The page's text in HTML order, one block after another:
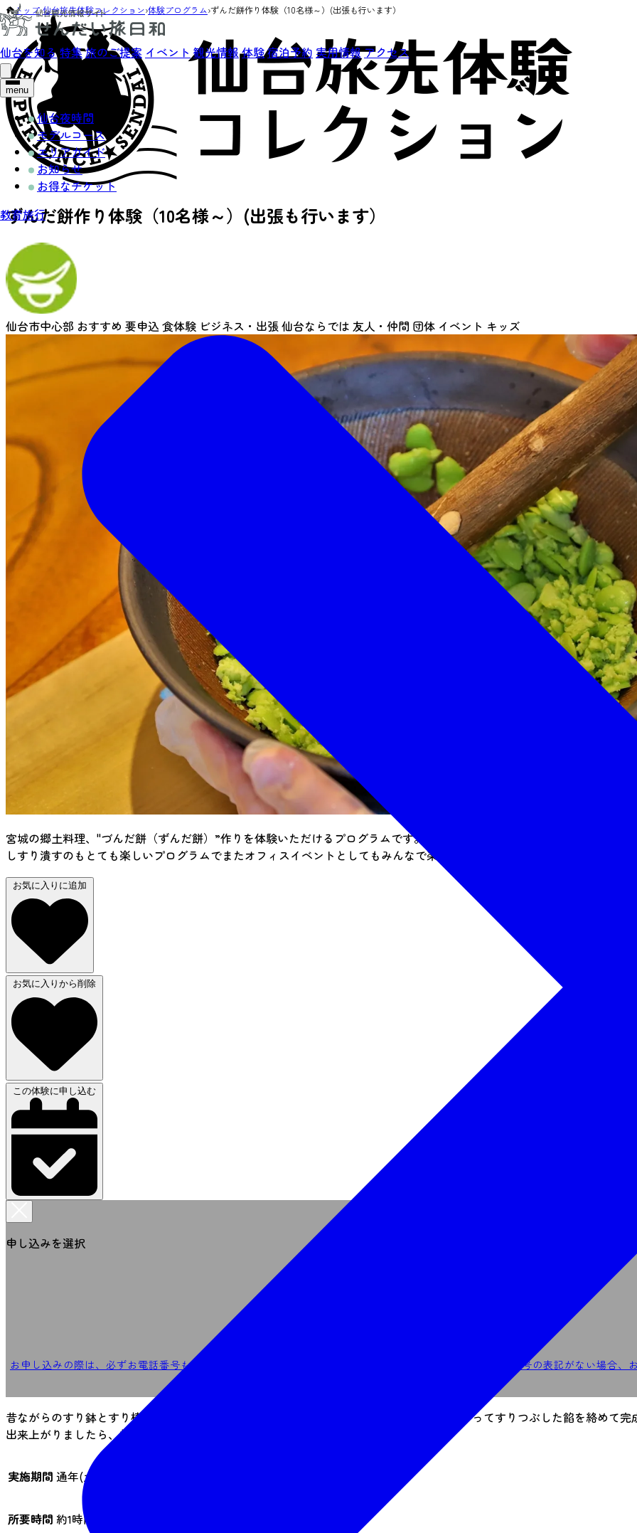
仙台を知る特集旅のご提案 イベント 観光情報 体験宿泊予約 実用情報アクセス
menu
仙台夜時間
モデルコース
エリアガイド
お知らせ
お得なチケット
教育旅行
トップ›仙台旅先体験コレクション›体験プログラム›ずんだ餅作り体験（10名様～）(出張も行います）
ずんだ餅作り体験（10名様～）(出張も行います）
仙台市中心部 おすすめ 要申込 食体験 ビジネス・出張仙台ならでは 友人・仲間 団体 イベント キッズ
宮城の郷土料理、"づんだ餅（ずんだ餅）”作りを体験いただけるプログラムです。小さいお子様でも安心してお召し上がり
しすり潰すのもとても楽しいプログラムでまたオフィスイベントとしてもみんなで楽しめます。
お気に入りに追加
お気に入りから削除
この体験に申し込む
申し込みを選択
お申し込みの際は、必ずお電話番号もご記載下さいますようお願いいたします。当日ご連絡の取れる電話番号の表記がない場合、
昔ながらのすり鉢とすり棒で枝豆をすり潰しづんだの餡を作り、ついたお餅をご自身でちぎってすりつぶした餡を絡めて完
出来上がりましたら、枝豆の香りを楽しみながら召し上がって下さい。
実施期間 通年(土・日・祝日を除いた平日）
所要時間 約1時間